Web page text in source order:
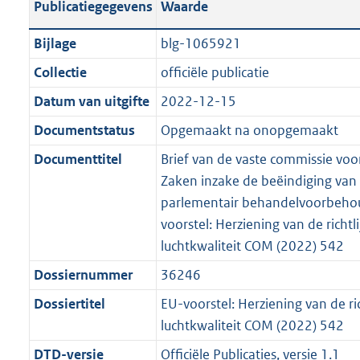
i
e
i
n
f
t
4
3
K
b
t
i
e
i
n
a
t
8
K
b
a
t
i
e
i
a
a
t
:
6
K
b
c
a
t
i
e
m
a
a
:
1
0
K
a
n
d
s
g
r
o
o
t
t
e
:
K
b
a
n
d
s
g
r
o
o
t
t
e
2
K
b
Publicatiegegevens Waarde
Bijlage
blg-1065921
Collectie
officiële publicatie
Datum van uitgifte
2022-12-15
Documentstatus
Opgemaakt na onopgemaakt
Documenttitel
Brief van de vaste commissie
Zaken inzake de beëindiging
parlementair
voorstel: Herziening van de
luchtkwaliteit COM (2022) 542
Dossiernummer
36246
Dossiertitel
EU-voorstel: Herziening van de
luchtkwaliteit COM (2022) 542
DTD-versie
Officiële Publicaties, versie 1.1